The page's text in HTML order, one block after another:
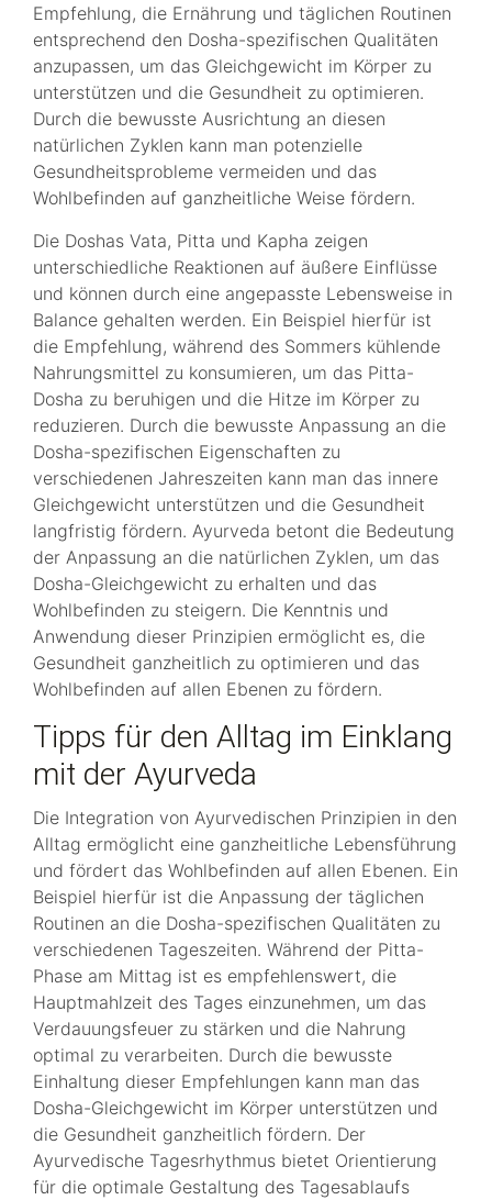
Empfehlung, die Ernährung und täglichen Routinen
entsprechend den Dosha-spezifischen Qualitäten
anzupassen, um das Gleichgewicht im Körper zu
unterstützen und die Gesundheit zu optimieren.
Durch die bewusste Ausrichtung an diesen
natürlichen Zyklen kann man potenzielle
Gesundheitsprobleme vermeiden und das
Wohlbefinden auf ganzheitliche Weise fördern.
Die Doshas Vata, Pitta und Kapha zeigen
unterschiedliche Reaktionen auf äußere Einflüsse
und können durch eine angepasste Lebensweise in
Balance gehalten werden. Ein Beispiel hierfür ist
die Empfehlung, während des Sommers kühlende
Nahrungsmittel zu konsumieren, um das Pitta-
Dosha zu beruhigen und die Hitze im Körper zu
reduzieren. Durch die bewusste Anpassung an die
Dosha-spezifischen Eigenschaften zu
verschiedenen Jahreszeiten kann man das innere
Gleichgewicht unterstützen und die Gesundheit
langfristig fördern. Ayurveda betont die Bedeutung
der Anpassung an die natürlichen Zyklen, um das
Dosha-Gleichgewicht zu erhalten und das
Wohlbefinden zu steigern. Die Kenntnis und
Anwendung dieser Prinzipien ermöglicht es, die
Gesundheit ganzheitlich zu optimieren und das
Wohlbefinden auf allen Ebenen zu fördern.
Tipps für den Alltag im Einklang
mit der Ayurveda
Die Integration von Ayurvedischen Prinzipien in den
Alltag ermöglicht eine ganzheitliche Lebensführung
und fördert das Wohlbefinden auf allen Ebenen. Ein
Beispiel hierfür ist die Anpassung der täglichen
Routinen an die Dosha-spezifischen Qualitäten zu
verschiedenen Tageszeiten. Während der Pitta-
Phase am Mittag ist es empfehlenswert, die
Hauptmahlzeit des Tages einzunehmen, um das
Verdauungsfeuer zu stärken und die Nahrung
optimal zu verarbeiten. Durch die bewusste
Einhaltung dieser Empfehlungen kann man das
Dosha-Gleichgewicht im Körper unterstützen und
die Gesundheit ganzheitlich fördern. Der
Ayurvedische Tagesrhythmus bietet Orientierung
für die optimale Gestaltung des Tagesablaufs